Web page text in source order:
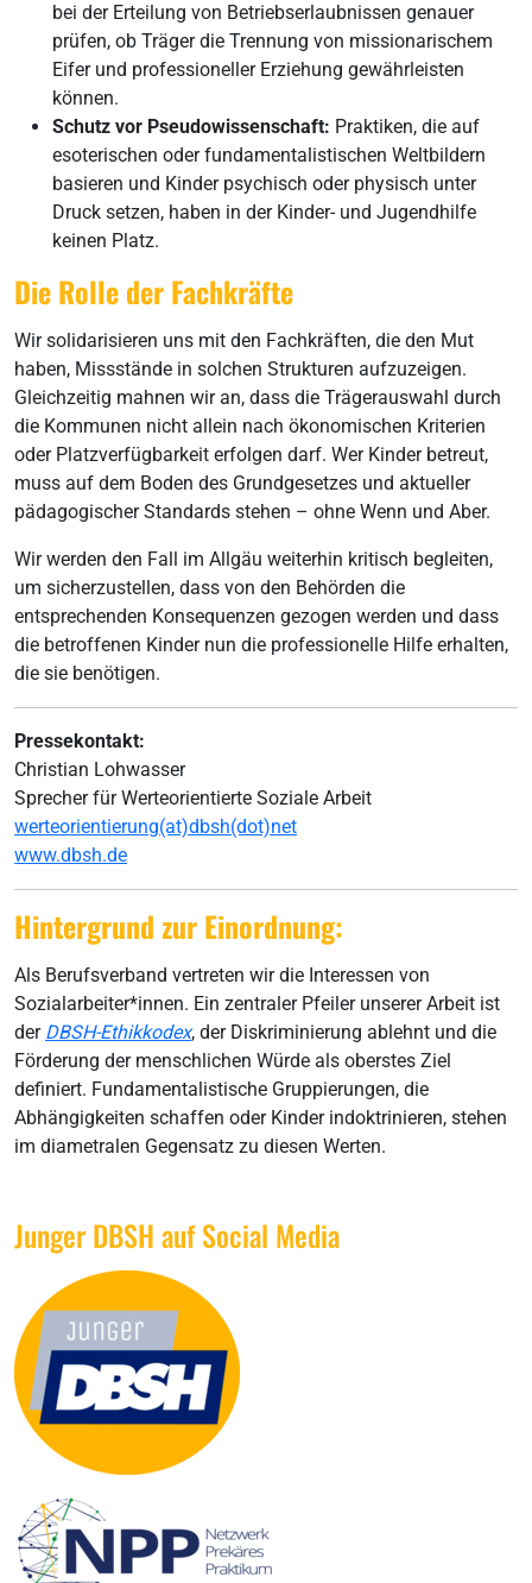
bei der Erteilung von Betriebserlaubnissen genauer
prüfen, ob Träger die Trennung von missionarischem
Eifer und professioneller Erziehung gewährleisten
können.
Schutz vor Pseudowissenschaft: Praktiken, die auf
esoterischen oder fundamentalistischen Weltbildern
basieren und Kinder psychisch oder physisch unter
Druck setzen, haben in der Kinder- und Jugendhilfe
keinen Platz.
Die Rolle der Fachkräfte
Wir solidarisieren uns mit den Fachkräften, die den Mut
haben, Missstände in solchen Strukturen aufzuzeigen.
Gleichzeitig mahnen wir an, dass die Trägerauswahl durch
die Kommunen nicht allein nach ökonomischen Kriterien
oder Platzverfügbarkeit erfolgen darf. Wer Kinder betreut,
muss auf dem Boden des Grundgesetzes und aktueller
pädagogischer Standards stehen – ohne Wenn und Aber.
Wir werden den Fall im Allgäu weiterhin kritisch begleiten,
um sicherzustellen, dass von den Behörden die
entsprechenden Konsequenzen gezogen werden und dass
die betroffenen Kinder nun die professionelle Hilfe erhalten,
die sie benötigen.
Pressekontakt:
Christian Lohwasser
Sprecher für Werteorientierte Soziale Arbeit
werteorientierung(at)dbsh(dot)net
www.dbsh.de
Hintergrund zur Einordnung:
Als Berufsverband vertreten wir die Interessen von
Sozialarbeiter*innen. Ein zentraler Pfeiler unserer Arbeit ist
der DBSH-Ethikkodex, der Diskriminierung ablehnt und die
Förderung der menschlichen Würde als oberstes Ziel
definiert. Fundamentalistische Gruppierungen, die
Abhängigkeiten schaffen oder Kinder indoktrinieren, stehen
im diametralen Gegensatz zu diesen Werten.
Junger DBSH auf Social Media